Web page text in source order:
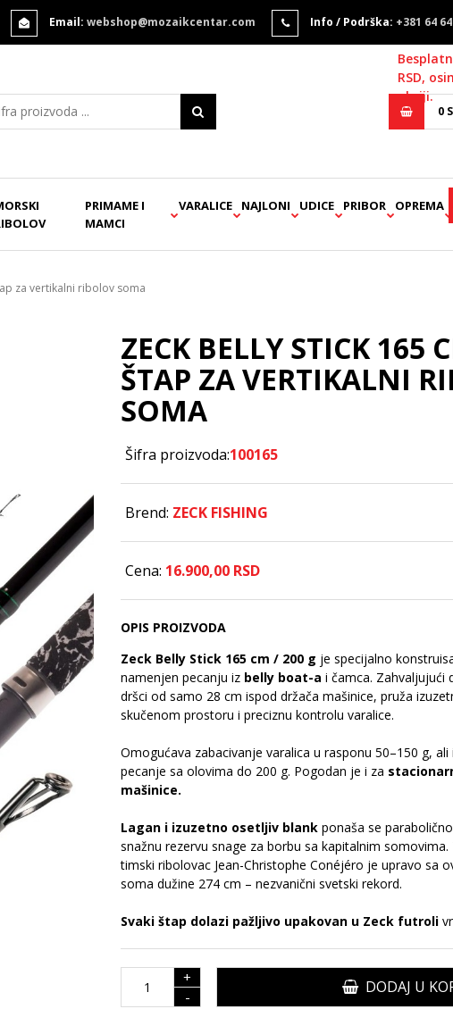
Email: webshop@mozaikcentar.com Info / Podrška: +381 64
RSD,
akciji.
0
PRIMAME I
MAMCI
VARALICE NAJLONI UDICE PRIBOR OPREMA
za vertikalni ribolov soma
ZECK BELLY STICK 165
ŠTAP ZA VERTIKALNI
SOMA
Šifra proizvoda:100165
Brend: ZECK FISHING
Cena: 16.900,00 RSD
OPIS PROIZVODA
Zeck Belly Stick 165 cm / 200 g je specijalno
namenjen pecanju iz belly boat-a i čamca. Zahvaljujući
dršci od samo 28 cm ispod držača mašinice, pruža
skučenom prostoru i preciznu kontrolu varalice.
Omogućava zabacivanje varalica u rasponu 50–150 g,
pecanje sa olovima do 200 g. Pogodan je i za
mašinice.
Lagan i izuzetno osetljiv blank ponaša se
snažnu rezervu snage za borbu sa kapitalnim
timski ribolovac Jean-Christophe Conéjéro je upravo sa
soma dužine 274 cm – nezvanični svetski rekord.
Svaki štap dolazi pažljivo upakovan u Zeck futroli
+
-
DODAJ U